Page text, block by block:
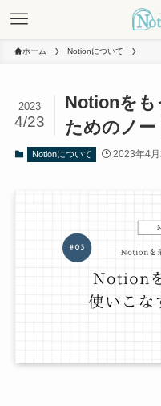
ホーム Notionについて
Notionをも
ためのノー
2023
4/23
Notionについて 2023年4月